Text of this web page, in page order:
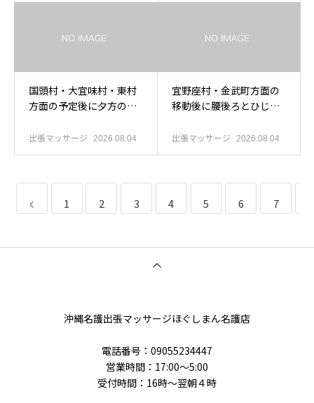
国頭村・大宜味村・東村
方面の予定後に夕方の部
出張マッサージ 2026.08.04
宜野座村・金武町方面の
移動後に腰後ろとひじを
出張マッサージ 2026.08.04
1 2 3 4 5 6 7
沖縄名護出張マッサージほぐしまん名護店
電話番号‭：09055234447
営業時間：17:00～5:00
受付時間：16時〜翌朝４時